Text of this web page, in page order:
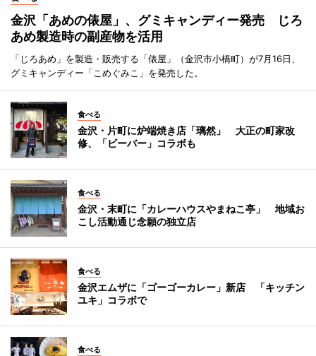
金沢「あめの俵屋」、グミキャンディー発売 じろ
あめ製造時の副産物を活用
「じろあめ」を製造・販売する「俵屋」（金沢市小橋町）が7月16日、
グミキャンディー「こめぐみこ」を発売した。
食べる
金沢・片町に炉端焼き店「璃然」 大正の町家改
修、「ビーバー」コラボも
食べる
金沢・末町に「カレーハウスやまねこ亭」 地域お
こし活動通じ念願の独立店
食べる
金沢エムザに「ゴーゴーカレー」新店 「キッチン
ユキ」コラボで
食べる